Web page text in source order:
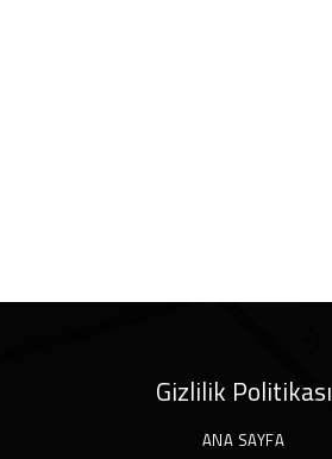
Gizlilik Politikası
ANA SAYFA